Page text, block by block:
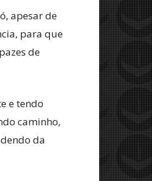
apesar de
para que
de
e tendo
caminho,
da